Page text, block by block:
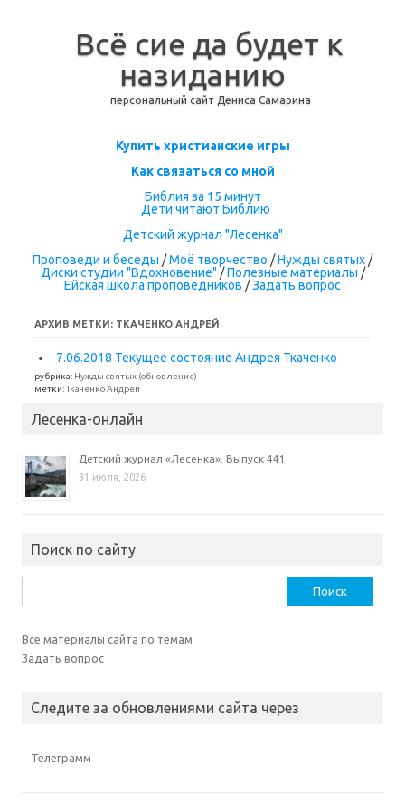
Всё сие да будет к
назиданию
персональный сайт Дениса Самарина
Перейти к содержимому
Купить христианские игры
Как связаться со мной
Библия за 15 минут
Дети читают Библию
Детский журнал "Лесенка"
Проповеди и беседы /Моё творчество /Нужды святых /
Диски студии "Вдохновение" /Полезные материалы /
Ейская школа проповедников /Задать вопрос
АРХИВ МЕТКИ: ТКАЧЕНКО АНДРЕЙ
7.06.2018 Текущее состояние Андрея Ткаченко
рубрика: Нужды святых (обновление)
метки:Ткаченко Андрей
Лесенка-онлайн
Детский журнал «Лесенка». Выпуск 441.
31 июля, 2026
Поиск по сайту
Все материалы сайта по темам
Задать вопрос
Следите за обновлениями сайта через
Телеграмм